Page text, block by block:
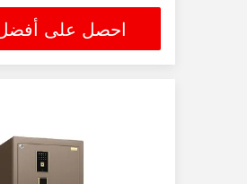
صندوق آمن
احصل على